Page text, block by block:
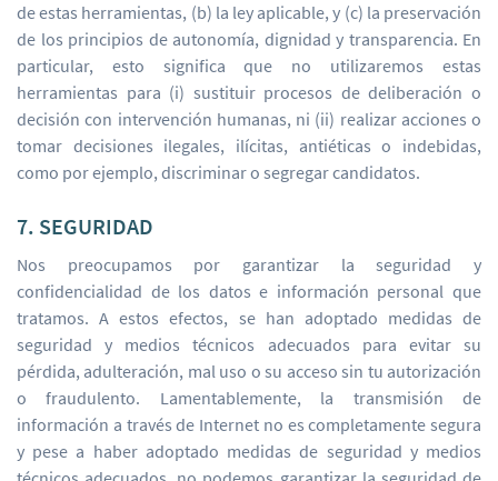
de estas herramientas, (b) la ley aplicable, y (c) la preservación
de los principios de autonomía, dignidad y transparencia. En
particular, esto significa que no utilizaremos estas
herramientas para (i) sustituir procesos de deliberación o
decisión con intervención humanas, ni (ii) realizar acciones o
tomar decisiones ilegales, ilícitas, antiéticas o indebidas,
como por ejemplo, discriminar o segregar candidatos.
7. SEGURIDAD
Nos preocupamos por garantizar la seguridad y
confidencialidad de los datos e información personal que
tratamos. A estos efectos, se han adoptado medidas de
seguridad y medios técnicos adecuados para evitar su
pérdida, adulteración, mal uso o su acceso sin tu autorización
o fraudulento. Lamentablemente, la transmisión de
información a través de Internet no es completamente segura
y pese a haber adoptado medidas de seguridad y medios